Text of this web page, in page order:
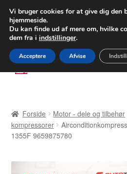
LEVERING
FEDEX
80 82 72 02
Spring
til
Spring
til
Betalinger
Forside Motor - dele og tilbehør
kompressorer
1355F 9659875780
Vi bruger cookies for at give dig den
hjemmeside.
Du kan finde ud af mere om, hvilke
dem fra i indstillinger.
Acceptere Afvise